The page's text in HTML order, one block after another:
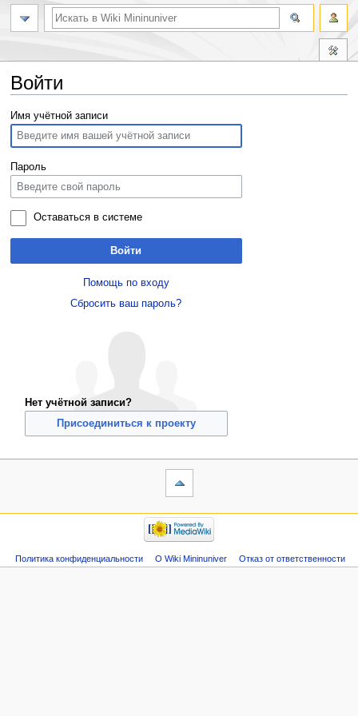
Войти
Перейти
навигации
Перейти
поиску
Имя учётной записи
Пароль
Оставаться в системе
Войти
Помощь по входу
Сбросить ваш пароль?
Нет учётной записи?
Присоединиться к проекту
Политика конфиденциальности О Wiki Mininuniver Отказ от ответственности